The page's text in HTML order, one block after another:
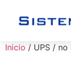
Inicio / UPS / no